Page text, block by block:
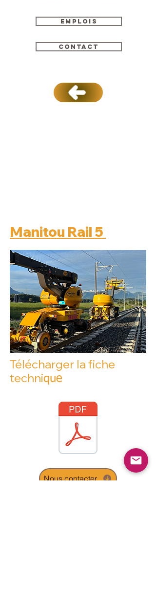
Emplois
Contact
Manitou Rail 5
Télécharger la fiche
technique
Nous contacter